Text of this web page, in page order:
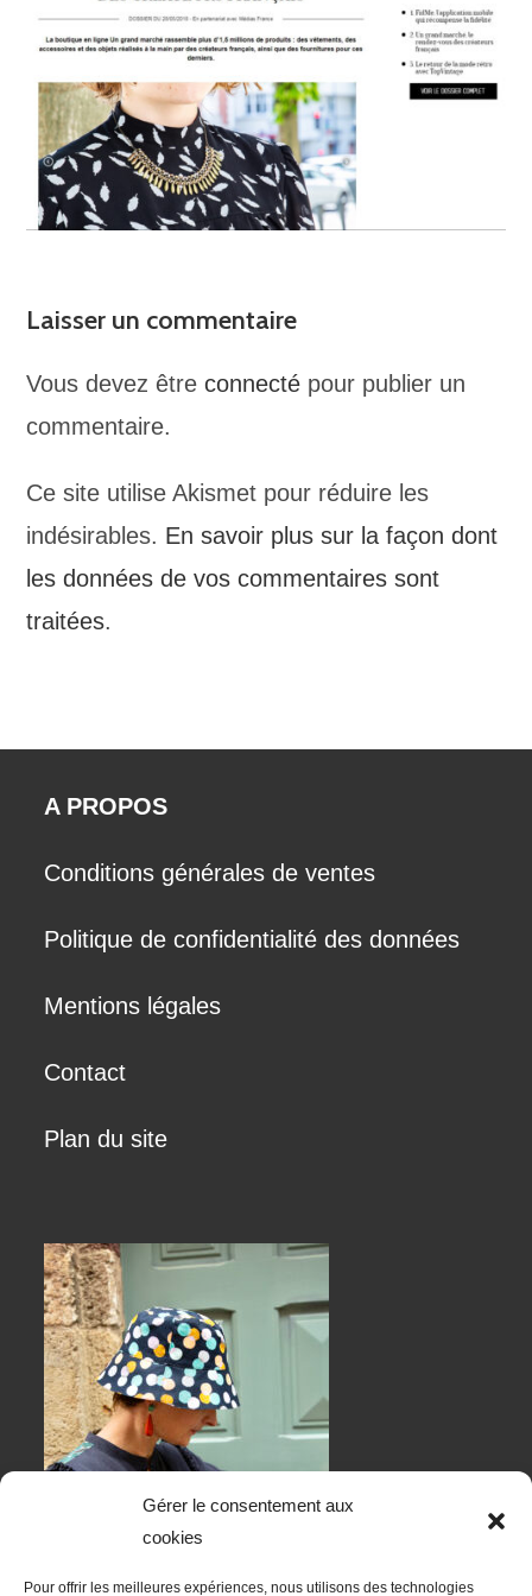
Gérer le consentement aux
cookies
Pour offrir les meilleures expériences, nous utilisons des technologies
Laisser un commentaire
Vous devez êtreconnecté pour publier un
commentaire.
Ce site utilise Akismet pour réduire les
indésirables. En savoir plus sur la façon dont
les données de vos commentaires sont
traitées.
A PROPOS
Conditions générales de ventes
Politique de confidentialité des données
Mentions légales
Contact
Plan du site